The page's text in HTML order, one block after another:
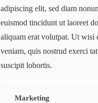
adipiscing elit, sed diam
euismod tincidunt ut laoreet
aliquam erat volutpat. Ut wisi
veniam, quis nostrud exerci
suscipit lobortis.
Marketing